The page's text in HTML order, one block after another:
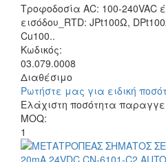
Τροφοδοσία AC: 100-240VAC
εισόδου_RTD: JPt100Ω,
Cu100..
Κωδικός:
03.079.0008
Διαθέσιμο
Ρωτήστε μας για ειδική
Ελάχιστη ποσότητα
MOQ:
1